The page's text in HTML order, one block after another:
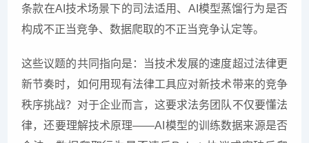
条款在AI技术场景下的司法适用、AI模型蒸馏行为是否
构成不正当竞争、数据爬取的不正当竞争认定等。
这些议题的共同指向是：当技术发展的速度超过法律更
新节奏时，如何用现有法律工具应对新技术带来的竞争
秩序挑战？对于企业而言，这要求法务团队不仅要懂法
律，还要理解技术原理——AI模型的训练数据来源是否